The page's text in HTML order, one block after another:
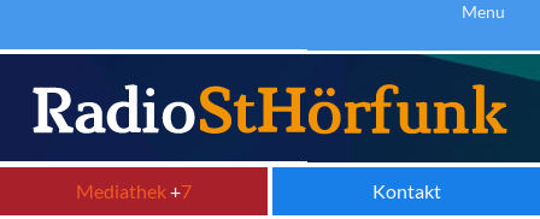
Menu
Mediathek+7 Kontakt